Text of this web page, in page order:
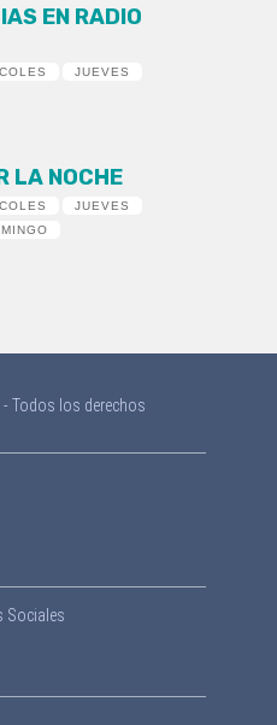
EN RADIO
JUEVES
LA NOCHE
JUEVES
Todos los derechos
Sociales